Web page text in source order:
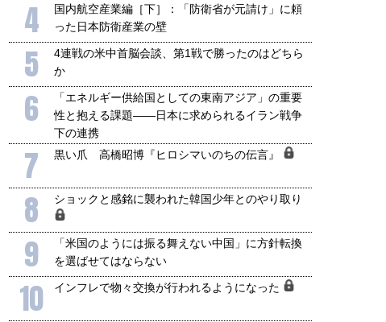
4
国内航空産業編［下］：「防衛省が元請け」に頼
った日本防衛産業の壁
5
4連戦の米中首脳会談、第1戦で勝ったのはどちら
か
6
「エネルギー供給国としての東南アジア」の重要
性と抱える課題――日本に求められるイラン戦争
下の連携
7 黒い爪 高橋昭博『ヒロシマいのちの伝言』
8 ショックと感銘に襲われた韓国少年とのやり取り
9
「米国のようには振る舞えない中国」に方針転換
を選ばせてはならない
10 インフレで物々交換が行われるようになった